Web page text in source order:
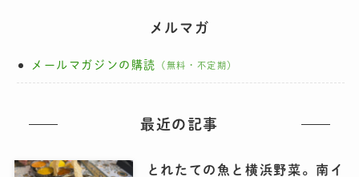
メルマガ
メールマガジンの購読 （無料・不定期）
最近の記事
とれたての魚と横浜野菜。南イ